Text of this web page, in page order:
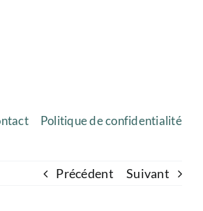
Politique de confidentialité
Précédent Suivant